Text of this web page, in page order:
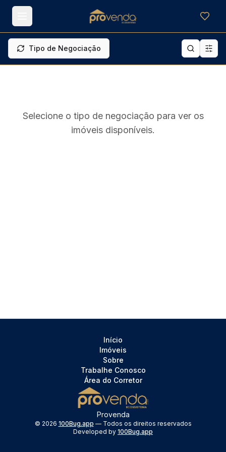
Tipo de Negociação
Selecione o tipo de negociação para ver os
imóveis disponíveis.
Início
Imóveis
Sobre
Trabalhe Conosco
Área do Corretor
Provenda
© 2026 100Bug.app — Todos os direitos reservados
Developed by 100Bug.app